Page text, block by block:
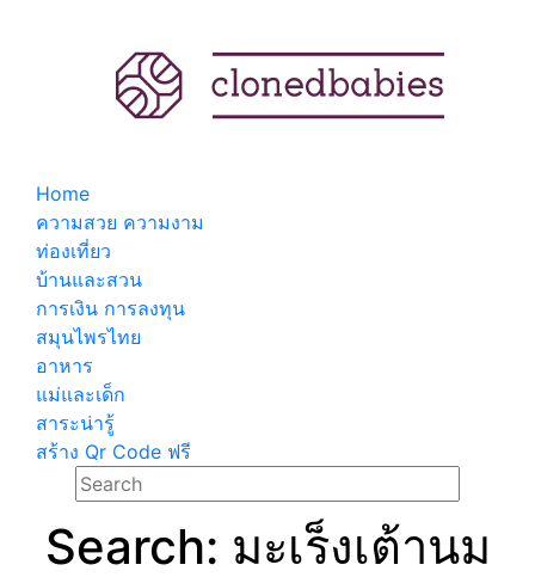
Home
ความสวย ความงาม
ท่องเที่ยว
บ้านและสวน
การเงิน การลงทุน
สมุนไพรไทย
อาหาร
แม่และเด็ก
สาระน่ารู้
สร้าง Qr Code ฟรี
Search: มะเร็งเต้านม